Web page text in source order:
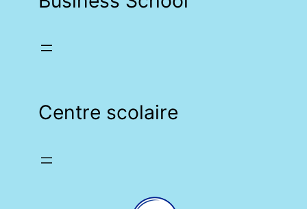
Centre scolaire